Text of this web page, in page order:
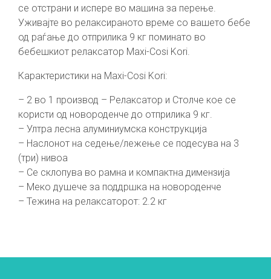
се отстрани и испере во машина за перење.
Уживајте во релаксираното време со вашето бебе
од раѓање до отприлика 9 кг поминато во
бебешкиот релаксатор Maxi-Cosi Kori.
Карактеристики на Maxi-Cosi Kori:
– 2 во 1 производ – Релаксатор и Столче кое се
користи од новороденче до отприлика 9 кг.
– Ултра лесна алуминиумска конструкција
– Наслонот на седење/лежење се подесува на 3
(три) нивоа
– Се склопува во рамна и компактна димензија
– Меко душече за поддршка на новороденче
– Тежина на релаксаторот: 2.2 кг